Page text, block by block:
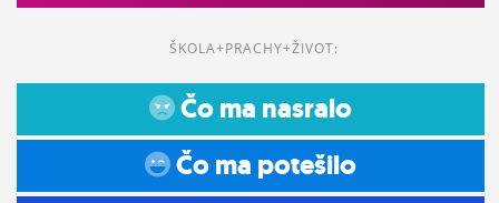
ŠKOLA+PRACHY+ŽIVOT:
Čo ma nasralo
Čo ma potešilo